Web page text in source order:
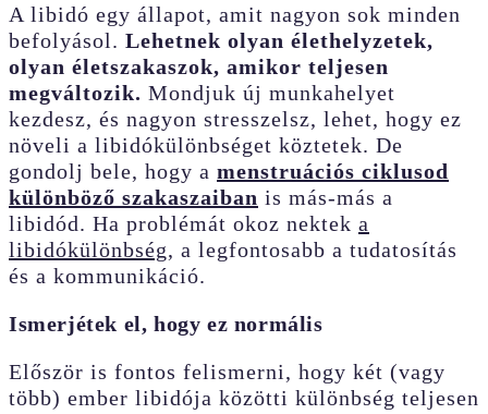
A libidó egy állapot, amit nagyon sok minden
befolyásol. Lehetnek olyan élethelyzetek,
olyan életszakaszok, amikor teljesen
megváltozik. Mondjuk új munkahelyet
kezdesz, és nagyon stresszelsz, lehet, hogy ez
növeli a libidókülönbséget köztetek. De
gondolj bele, hogy a menstruációs ciklusod
különböző szakaszaiban is más-más a
libidód. Ha problémát okoz nektek a
libidókülönbség, a legfontosabb a tudatosítás
és a kommunikáció.
Ismerjétek el, hogy ez normális
Először is fontos felismerni, hogy két (vagy
több) ember libidója közötti különbség teljesen